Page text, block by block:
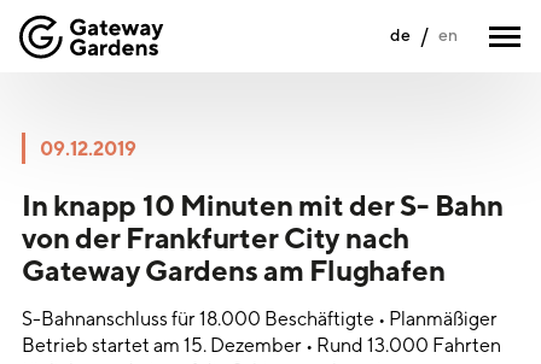
de en
09.12.2019
In knapp 10 Minuten mit der S- Bahn
von der Frankfurter City nach
Gateway Gardens am Flughafen
S-Bahnanschluss für 18.000 Beschäftigte • Planmäßiger
Betrieb startet am 15. Dezember • Rund 13.000 Fahrten